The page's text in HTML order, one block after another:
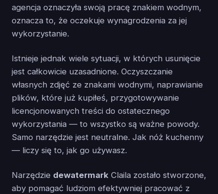
agencja oznaczyła swoją pracę znakiem wodnym,
oznacza to, że oczekuje wynagrodzenia za jej
wykorzystanie.
Istnieje jednak wiele sytuacji, w których usunięcie
jest całkowicie uzasadnione. Oczyszczanie
własnych zdjęć ze znakami wodnymi, naprawianie
plików, które już kupiłeś, przygotowywanie
licencjonowanych treści do ostatecznego
wykorzystania — to wszystko są ważne powody.
Samo narzędzie jest neutralne. Jak nóż kuchenny
— liczy się to, jak go używasz.
Narzędzie dewatermark Claila zostało stworzone,
aby pomagać ludziom efektywniej pracować z